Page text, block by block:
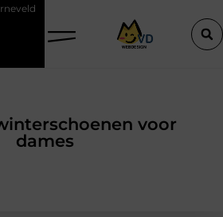
Gids voor Vloerbedekking in Purmerend
voor
dames